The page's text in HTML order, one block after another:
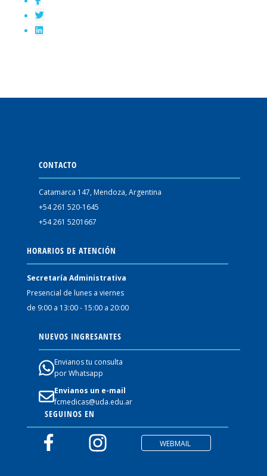
CONTACTO
Catamarca 147, Mendoza, Argentina
+54 261 520-1645
+54 261 5201667
HORARIOS DE ATENCIÓN
Secretaría Administrativa
Presencial de lunes a viernes
de 9:00 a 13:00 - 15:00 a 20:00
NUEVOS INGRESANTES
Envianos tu consulta
por Whatsapp
Envianos un e-mail
fcmedicas@uda.edu.ar
SEGUINOS EN
WEBMAIL